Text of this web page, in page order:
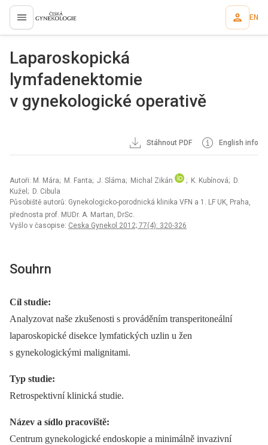
proLékaře.cz EN
Laparoskopická
lymfadenektomie
v gynekologické operativě
Stáhnout PDF English info
Autoři: M. Mára; M. Fanta; J. Sláma; Michal Zikán
; K. Kubínová; D.
Kužel; D. Cibula
Působiště autorů: Gynekologicko-porodnická klinika VFN a 1. LF UK, Praha,
přednosta prof. MUDr. A. Martan, DrSc.
Vyšlo v časopise: Ceska Gynekol 2012; 77(4): 320-326
Souhrn
Cíl studie:
Analyzovat naše zkušenosti s prováděním transperitoneální
laparoskopické disekce lymfatických uzlin u žen
s gynekologickými malignitami.
Typ studie:
Retrospektivní klinická studie.
Název a sídlo pracoviště:
Centrum gynekologické endoskopie a minimálně invazivní